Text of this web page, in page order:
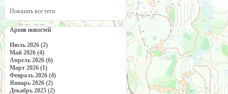
Показать все теги
Архив новостей
Июль 2026 (2)
Май 2026 (4)
Апрель 2026 (6)
Март 2026 (1)
Февраль 2026 (4)
Январь 2026 (2)
Декабрь 2025 (2)